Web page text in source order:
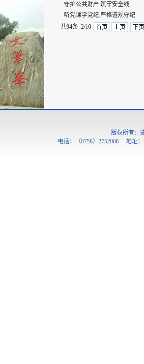
· 守护公共财产 筑牢安全线
· 听党课学党纪 严格遵规守纪
共94条 2/10
首页 上页 下页
版权所有：
电话：（0758）2752006 地址